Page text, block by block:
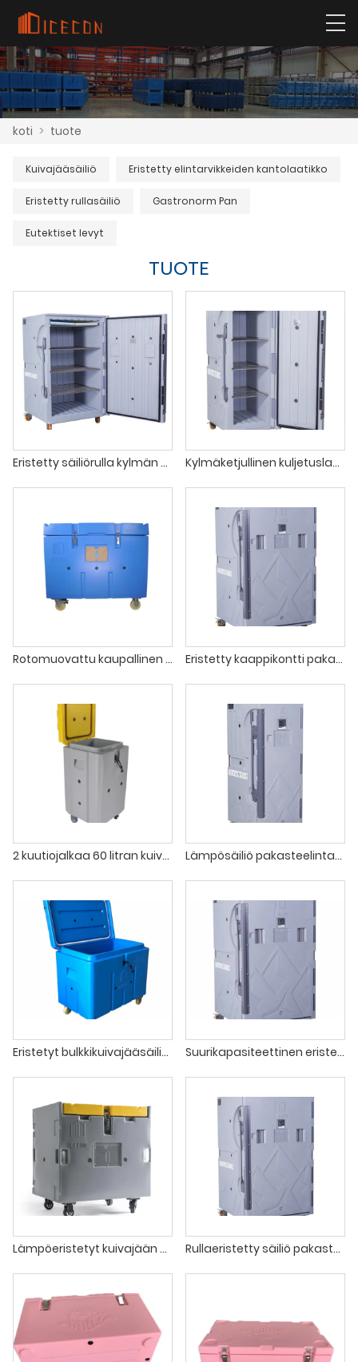
koti > tuote
Kuivajääsäiliö Eristetty elintarvikkeiden kantolaatikko
Eristetty rullasäiliö Gastronorm Pan
Eutektiset levyt
TUOTE
Eristetty säiliörulla kylmän Chian-ruoan kuljetukseen Kylmäketjullinen kuljetuslaatikko rokotteita varten
Rotomuovattu kaupallinen kuivajääkuljetussäiliö Eristetty kaappikontti pakastelogistiikkaan
2 kuutiojalkaa 60 litran kuivajään säilytysastiat Lämpösäiliö pakasteelintarvikkeiden kuljetukseen
Eristetyt bulkkikuivajääsäiliöputket arkut Suurikapasiteettinen eristetty rullasäiliö
Lämpöeristetyt kuivajään säilytyslaatikot Rullaeristetty säiliö pakasteelintarvikkeiden kuljetukseen